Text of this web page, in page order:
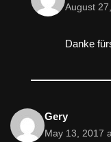
August
Danke
Gery
May 13, 2017